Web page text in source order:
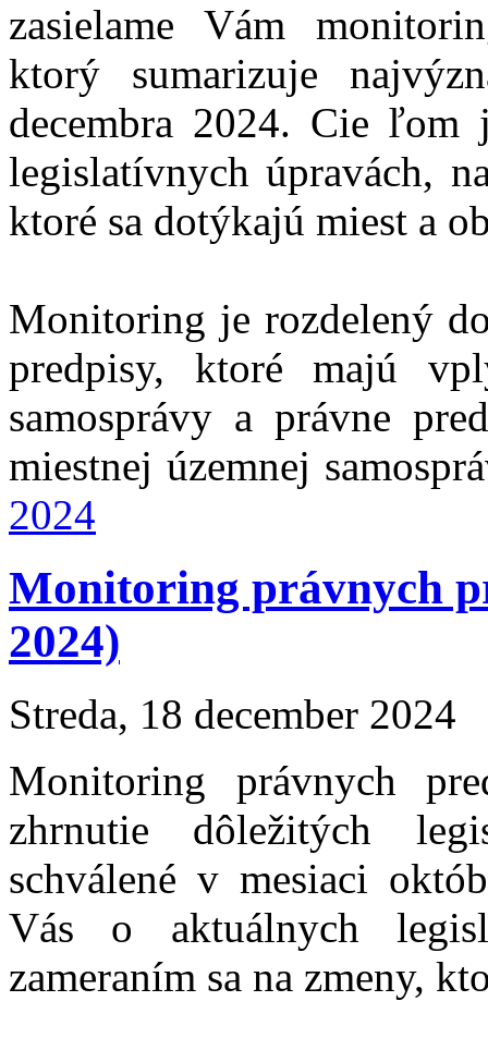
zasielame Vám
ktorý sumarizuje
decembra 2024. Cie
legislatívnych úpravách,
ktoré sa dotýkajú miest a
Monitoring je rozdelený
predpisy, ktoré majú
samosprávy a právne
miestnej územnej
2024
Monitoring právnych
2024)
Streda, 18 december 2024
Monitoring právnych
zhrnutie dôležitých
schválené v mesiaci
Vás o aktuálnych
zameraním sa na zmeny,